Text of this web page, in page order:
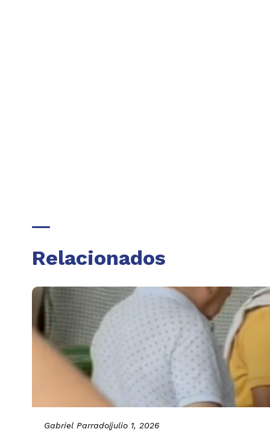
Relacionados
Gabriel Parrado|julio 1, 2026